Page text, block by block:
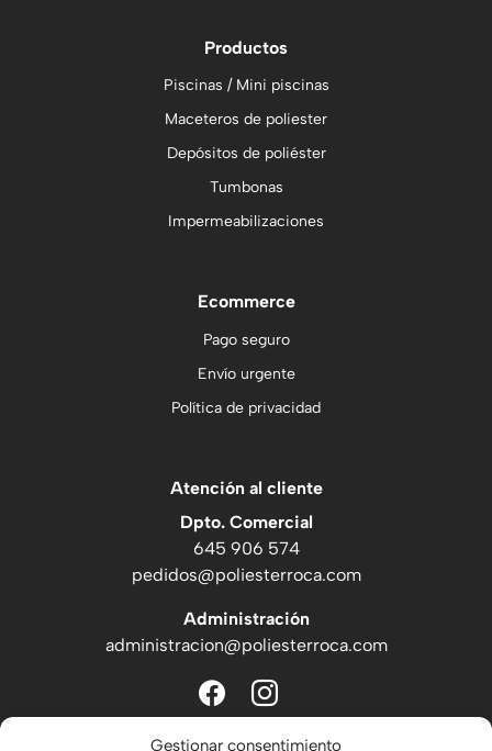
Gestionar consentimiento
Productos
Piscinas / Mini piscinas
Maceteros de poliester
Depósitos de poliéster
Tumbonas
Impermeabilizaciones
Ecommerce
Pago seguro
Envío urgente
Política de privacidad
Atención al cliente
Dpto. Comercial
645 906 574‬
pedidos@poliesterroca.com
Administración
administracion@poliesterroca.com
facebookinstagram